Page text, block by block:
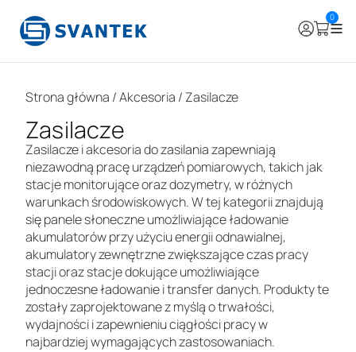
0
Strona główna /Akcesoria / Zasilacze
Zasilacze
Zasilacze i akcesoria do zasilania zapewniają
niezawodną pracę urządzeń pomiarowych, takich jak
stacje monitorujące oraz dozymetry, w różnych
warunkach środowiskowych. W tej kategorii znajdują
się panele słoneczne umożliwiające ładowanie
akumulatorów przy użyciu energii odnawialnej,
akumulatory zewnętrzne zwiększające czas pracy
stacji oraz stacje dokujące umożliwiające
jednoczesne ładowanie i transfer danych. Produkty te
zostały zaprojektowane z myślą o trwałości,
wydajności i zapewnieniu ciągłości pracy w
najbardziej wymagających zastosowaniach.